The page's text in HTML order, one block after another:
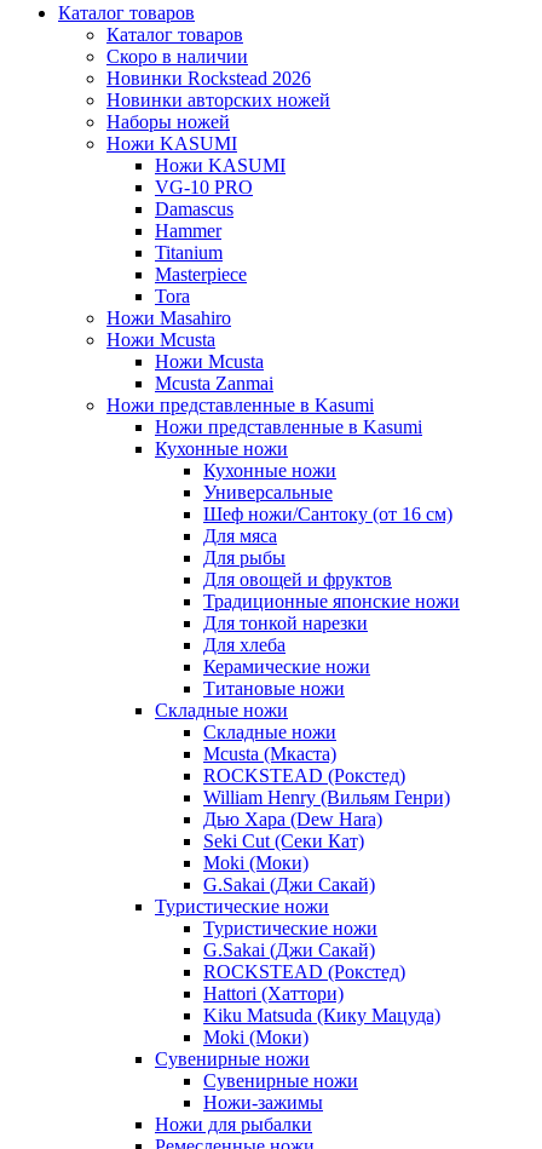
Каталог товаров
Каталог товаров
Скоро в наличии
Новинки Rockstead 2026
Новинки авторских ножей
Наборы ножей
Ножи KASUMI
Ножи KASUMI
VG-10 PRO
Damascus
Hammer
Titanium
Masterpiece
Tora
Ножи Masahiro
Ножи Mcusta
Ножи Mcusta
Mcusta Zanmai
Ножи представленные в Kasumi
Ножи представленные в Kasumi
Кухонные ножи
Кухонные ножи
Универсальные
Шеф ножи/Сантоку (от 16 см)
Для мяса
Для рыбы
Для овощей и фруктов
Традиционные японские ножи
Для тонкой нарезки
Для хлеба
Керамические ножи
Титановые ножи
Складные ножи
Складные ножи
Mcusta (Мкаста)
ROCKSTEAD (Рокстед)
William Henry (Вильям Генри)
Дью Хара (Dew Hara)
Seki Cut (Секи Кат)
Moki (Моки)
G.Sakai (Джи Сакай)
Туристические ножи
Туристические ножи
G.Sakai (Джи Сакай)
ROCKSTEAD (Рокстед)
Hattori (Хаттори)
Kiku Matsuda (Кику Мацуда)
Moki (Моки)
Сувенирные ножи
Сувенирные ножи
Ножи-зажимы
Ножи для рыбалки